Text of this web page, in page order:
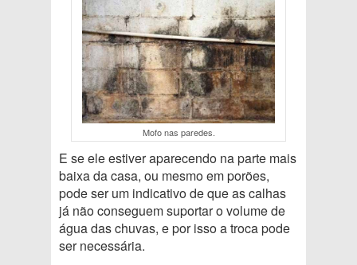
Mofo nas paredes.
E se ele estiver aparecendo na parte mais
baixa da casa, ou mesmo em porões,
pode ser um indicativo de que as calhas
já não conseguem suportar o volume de
água das chuvas, e por isso a troca pode
ser necessária.